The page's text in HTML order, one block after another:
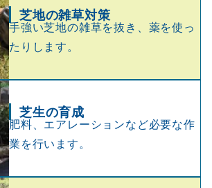
芝地の雑草対策
手強い芝地の雑草を抜き、薬を使っ
たりします。
芝生の育成
肥料、エアレーションなど必要な作
業を行います。